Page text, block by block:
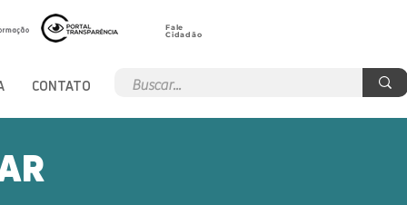
CONTATO
Fale
Cidadão